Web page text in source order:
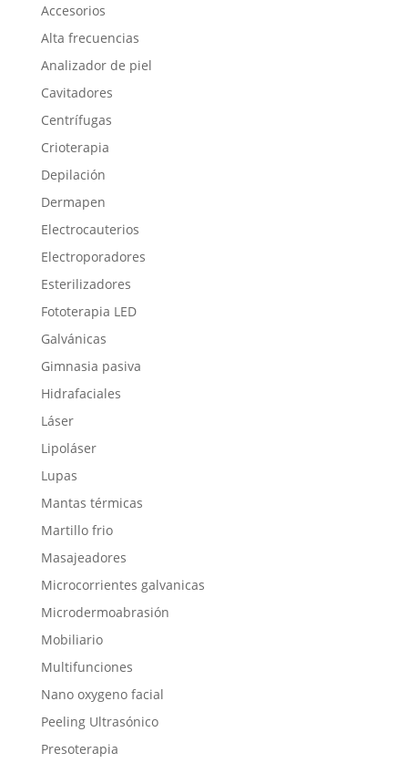
Accesorios
Alta frecuencias
Analizador de piel
Cavitadores
Centrífugas
Crioterapia
Depilación
Dermapen
Electrocauterios
Electroporadores
Esterilizadores
Fototerapia LED
Galvánicas
Gimnasia pasiva
Hidrafaciales
Láser
Lipoláser
Lupas
Mantas térmicas
Martillo frio
Masajeadores
Microcorrientes galvanicas
Microdermoabrasión
Mobiliario
Multifunciones
Nano oxygeno facial
Peeling Ultrasónico
Presoterapia